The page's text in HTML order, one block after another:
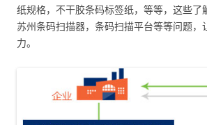
纸规格，不干胶条码标签纸，等等，这些了
苏州条码扫描器，条码扫描平台等等问题，
力。